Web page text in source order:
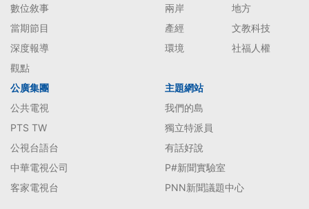
數位敘事
當期節目
深度報導
觀點
兩岸
地方
產經
文教科技
環境
社福人權
公廣集團
公共電視
PTS TW
公視台語台
中華電視公司
客家電視台
主題網站
我們的島
獨立特派員
有話好說
P#新聞實驗室
PNN新聞議題中心